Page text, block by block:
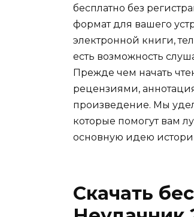
бесплатно без
формат для вашего
электронной книги,
есть возможность
Прежде чем начать
рецензиями,
произведение. Мы
которые помогут вам
основную идею
Скачать